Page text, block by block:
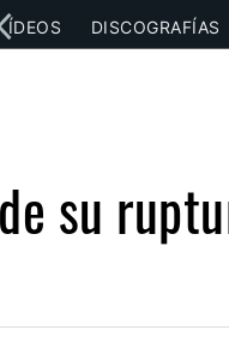
DISCOGRAFÍAS
su